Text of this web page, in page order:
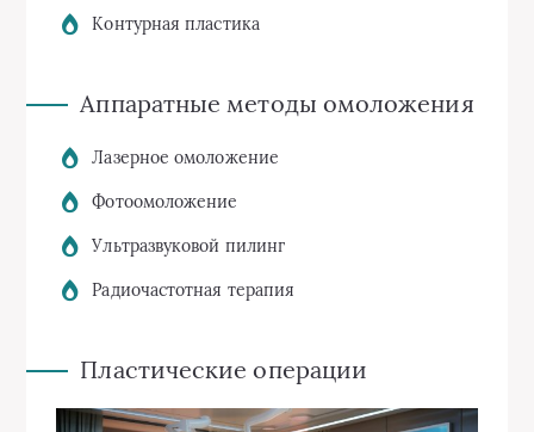
Контурная пластика
Аппаратные методы омоложения
Лазерное омоложение
Фотоомоложение
Ультразвуковой пилинг
Радиочастотная терапия
Пластические операции